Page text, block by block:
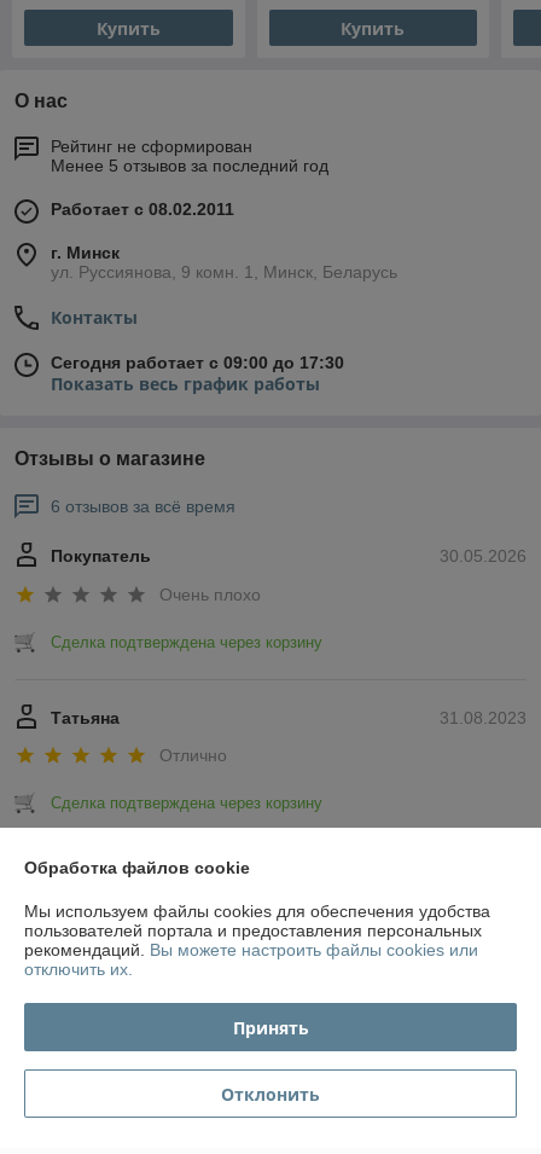
Купить Купить
О нас
Рейтинг не сформирован
Менее 5 отзывов за последний год
Работает с 08.02.2011
г. Минск
ул. Руссиянова, 9 комн. 1, Минск, Беларусь
Контакты
Сегодня работает с 09:00 до 17:30
Показать весь график работы
Отзывы о магазине
6 отзывов за всё время
30.05.2026
Покупатель
Очень плохо
Сделка подтверждена через корзину
31.08.2023
Татьяна
Отлично
Сделка подтверждена через корзину
Показать все отзывы
О нас
Контакты
Доставка и оплата
График работы
Обработка файлов cookie
Мы используем файлы cookies для обеспечения удобства
пользователей портала и предоставления персональных
рекомендаций. Вы можете настроить файлы cookies или
отключить их.
Принять
Отклонить